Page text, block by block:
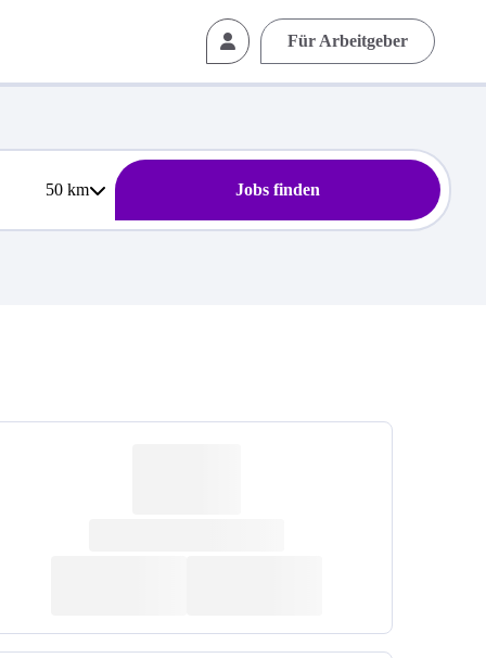
Für Arbeitgeber
50km Jobs finden